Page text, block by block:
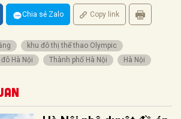
Chia sẻ Zalo Copy link
khu đô thị thể thao Olympic
Hà Nội
Thành phố Hà Nội Hà Nội